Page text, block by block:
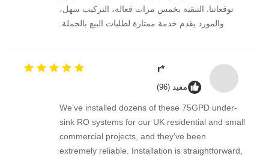
مخزن تحت فشار FRP
مخزن آب نرم کننده
رزین تبادل یونی
شیر کنترل فیلتر
توقعاتنا. التنقية بخمس مرات فعالة، التركيب سهل،
والمورد يقدم خدمة ممتازة لطلبات البيع بالجملة.
*r
مفید (96)
We’ve installed dozens of these 75GPD under-
sink RO systems for our UK residential and small
commercial projects, and they’ve been
extremely reliable. Installation is straightforward,